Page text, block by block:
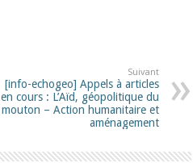
Suivant
[info-echogeo] Appels à articles
en cours : L’Aïd, géopolitique du
mouton – Action humanitaire et
aménagement